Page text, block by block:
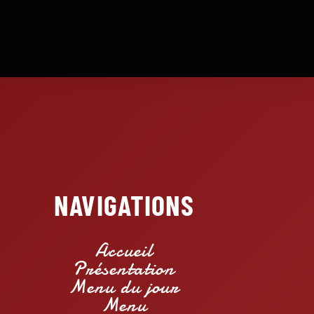
NAVIGATIONS
Accueil
Présentation
Menu du jour
Menu